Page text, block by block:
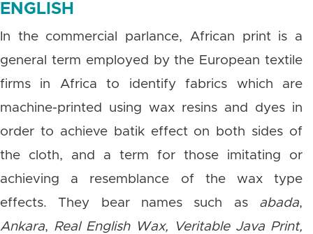
ENGLISH
In the commercial parlance, African print is a
general term employed by the European textile
firms in Africa to identify fabrics which are
machine-printed using wax resins and dyes in
order to achieve batik effect on both sides of
the cloth, and a term for those imitating or
achieving a resemblance of the wax type
effects. They bear names such as abada,
Ankara, Real English Wax, Veritable Java Print,